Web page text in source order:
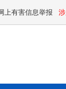
上有害信息举报